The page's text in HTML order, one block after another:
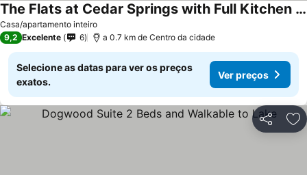
Casa/apartamento inteiro
The Flats at Cedar Springs with Full Kitchen and Steps to Lake
9,2 Excelente 6 a 0.7 km de Centro da cidade
Selecione as datas para ver os preços
exatos.
Ver preços
Partilhar